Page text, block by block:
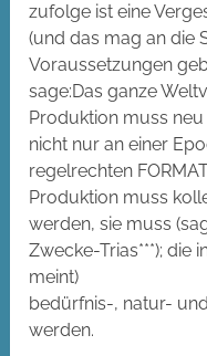
zufolge ist eine
(und das mag an die
Voraussetzungen
sage:Das ganze
Produktion muss
nicht nur an einer
regelrechten
Produktion muss
werden, sie muss
Zwecke-Trias***); die
meint)
bedürfnis-, natur-
werden.